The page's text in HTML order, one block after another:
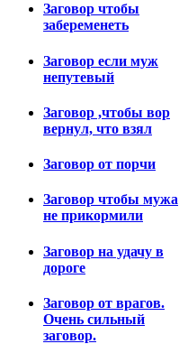
Заговор чтобы
забеременеть
Заговор если муж
непутевый
Заговор ,чтобы вор
вернул, что взял
Заговор от порчи
Заговор чтобы мужа
не прикормили
Заговор на удачу в
дороге
Заговор от врагов.
Очень сильный
заговор.